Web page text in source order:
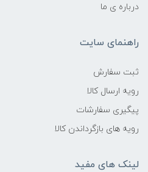
درباره ی ما
راهنمای سایت
ثبت سفارش
رویه ارسال کالا
پیگیری سفارشات
رویه های بازگرداندن کالا
لینک های مفید